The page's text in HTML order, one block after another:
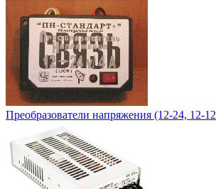
Преобразователи напряжения (12-24, 12-